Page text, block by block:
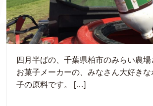
四月半ばの、千葉県柏市のみらい農
お菓子メーカーの、みなさん大好き
子の原料です。 […]